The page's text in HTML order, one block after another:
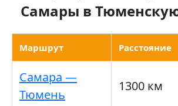
Самары в
Маршрут Расстояние
Самара —
Тюмень
1300 км